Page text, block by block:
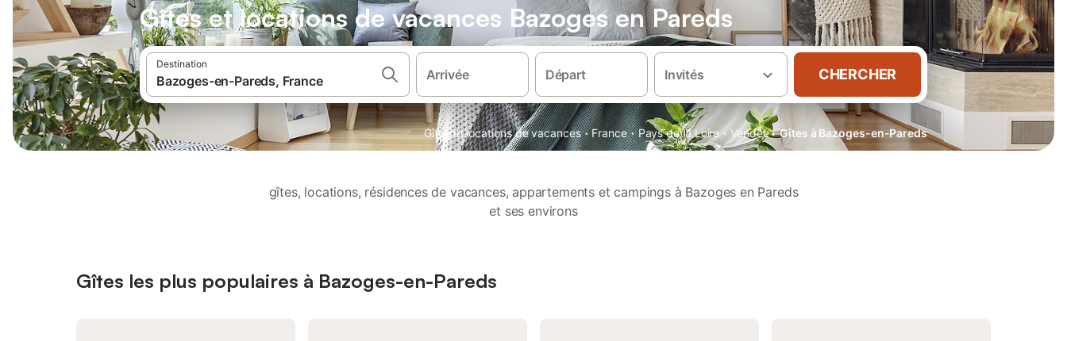
Gîtes et locations de vacances Bazoges en Pareds
Destination
Arrivée Départ Invités CHERCHER
Gîtes et locations de vacances · France · Pays de la Loire · Vendée · Gîtes à Bazoges-en-Pareds
gîtes, locations, résidences de vacances, appartements et campings à Bazoges en Pareds
et ses environs
Gîtes les plus populaires à Bazoges-en-Pareds